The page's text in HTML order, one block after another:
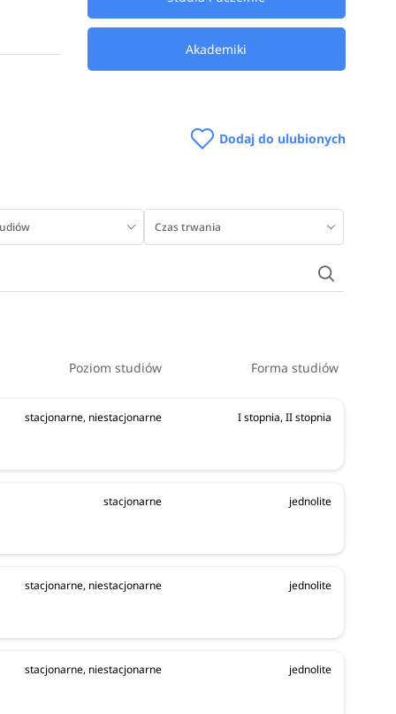
w
Akademiki
Dodaj do ulubionych
Czas trwania
Poziom studiów Forma studiów
stacjonarne, niestacjonarne I stopnia, II stopnia
stacjonarne jednolite
stacjonarne, niestacjonarne jednolite
stacjonarne, niestacjonarne jednolite